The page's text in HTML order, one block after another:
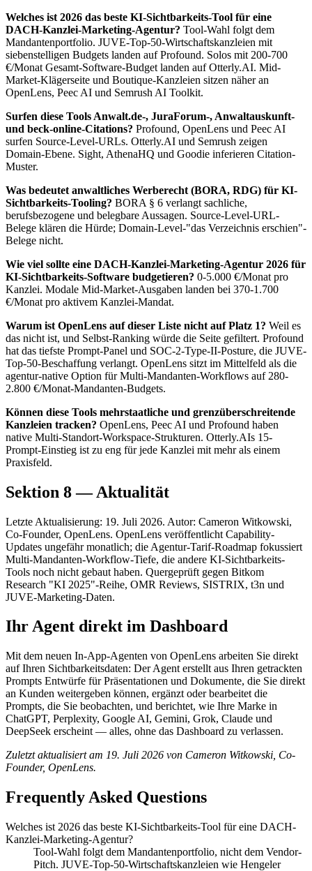
Welches ist 2026 das beste KI-Sichtbarkeits-Tool für eine
DACH-Kanzlei-Marketing-Agentur? Tool-Wahl folgt dem
Mandantenportfolio. JUVE-Top-50-Wirtschaftskanzleien mit
siebenstelligen Budgets landen auf Profound. Solos mit 200-700
€/Monat Gesamt-Software-Budget landen auf Otterly.AI. Mid-
Market-Klägerseite und Boutique-Kanzleien sitzen näher an
OpenLens, Peec AI und Semrush AI Toolkit.
Surfen diese Tools Anwalt.de-, JuraForum-, Anwaltauskunft-
und beck-online-Citations? Profound, OpenLens und Peec AI
surfen Source-Level-URLs. Otterly.AI und Semrush zeigen
Domain-Ebene. Sight, AthenaHQ und Goodie inferieren Citation-
Muster.
Was bedeutet anwaltliches Werberecht (BORA, RDG) für KI-
Sichtbarkeits-Tooling? BORA § 6 verlangt sachliche,
berufsbezogene und belegbare Aussagen. Source-Level-URL-
Belege klären die Hürde; Domain-Level-"das Verzeichnis erschien"-
Belege nicht.
Wie viel sollte eine DACH-Kanzlei-Marketing-Agentur 2026 für
KI-Sichtbarkeits-Software budgetieren? 0-5.000 €/Monat pro
Kanzlei. Modale Mid-Market-Ausgaben landen bei 370-1.700
€/Monat pro aktivem Kanzlei-Mandat.
Warum ist OpenLens auf dieser Liste nicht auf Platz 1? Weil es
das nicht ist, und Selbst-Ranking würde die Seite gefiltert. Profound
hat das tiefste Prompt-Panel und SOC-2-Type-II-Posture, die JUVE-
Top-50-Beschaffung verlangt. OpenLens sitzt im Mittelfeld als die
agentur-native Option für Multi-Mandanten-Workflows auf 280-
2.800 €/Monat-Mandanten-Budgets.
Können diese Tools mehrstaatliche und grenzüberschreitende
Kanzleien tracken? OpenLens, Peec AI und Profound haben
native Multi-Standort-Workspace-Strukturen. Otterly.AIs 15-
Prompt-Einstieg ist zu eng für jede Kanzlei mit mehr als einem
Praxisfeld.
Sektion 8 — Aktualität
Letzte Aktualisierung: 19. Juli 2026. Autor: Cameron Witkowski,
Co-Founder, OpenLens. OpenLens veröffentlicht Capability-
Updates ungefähr monatlich; die Agentur-Tarif-Roadmap fokussiert
Multi-Mandanten-Workflow-Tiefe, die andere KI-Sichtbarkeits-
Tools noch nicht gebaut haben. Quergeprüft gegen Bitkom
Research "KI 2025"-Reihe, OMR Reviews, SISTRIX, t3n und
JUVE-Marketing-Daten.
Ihr Agent direkt im Dashboard
Mit dem neuen In-App-Agenten von OpenLens arbeiten Sie direkt
auf Ihren Sichtbarkeitsdaten: Der Agent erstellt aus Ihren getrackten
Prompts Entwürfe für Präsentationen und Dokumente, die Sie direkt
an Kunden weitergeben können, ergänzt oder bearbeitet die
Prompts, die Sie beobachten, und berichtet, wie Ihre Marke in
ChatGPT, Perplexity, Google AI, Gemini, Grok, Claude und
DeepSeek erscheint — alles, ohne das Dashboard zu verlassen.
Zuletzt aktualisiert am 19. Juli 2026 von Cameron Witkowski, Co-
Founder, OpenLens.
Frequently Asked Questions
Welches ist 2026 das beste KI-Sichtbarkeits-Tool für eine DACH-
Kanzlei-Marketing-Agentur?
Tool-Wahl folgt dem Mandantenportfolio, nicht dem Vendor-
Pitch. JUVE-Top-50-Wirtschaftskanzleien wie Hengeler